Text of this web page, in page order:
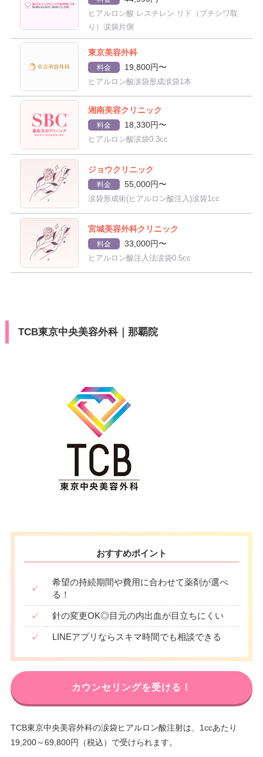
ヒアルロン酸 レスチレン リド（プチシワ取
り）涙袋片側
東京美容外科
料金 19,800円〜
ヒアルロン酸涙袋形成涙袋1本
湘南美容クリニック
料金 18,330円〜
ヒアルロン酸涙袋0.3cc
ジョウクリニック
料金 55,000円〜
涙袋形成術(ヒアルロン酸注入)涙袋1cc
宮城美容外科クリニック
料金 33,000円〜
ヒアルロン酸注入法涙袋0.5cc
TCB東京中央美容外科｜那覇院
おすすめポイント
✓
希望の持続期間や費用に合わせて薬剤が選べ
る！
✓ 針の変更OK◎目元の内出血が目立ちにくい
✓ LINEアプリならスキマ時間でも相談できる
カウンセリングを受ける！
TCB東京中央美容外科の涙袋ヒアルロン酸注射は、1ccあたり
19,200～69,800円（税込）で受けられます。